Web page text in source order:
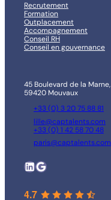
45 Boulevard de la Marne,
59420 Mouvaux
+33 (0) 3 20 75 88 81
lille@captalents.com
+33 (0) 1 42 58 70 48
paris@captalents.com
LinkedIn
Google
4.7
Recrutement
Formation
Outplacement
Accompagnement
Conseil RH
Conseil en gouvernance